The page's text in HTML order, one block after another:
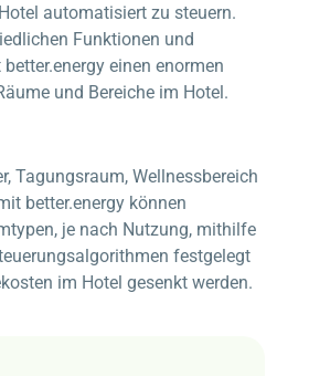
automatisiert zu steuern.
Funktionen und
better.energy einen enormen
und Bereiche im Hotel.
Tagungsraum, Wellnessbereich
better.energy können
je nach Nutzung, mithilfe
festgelegt
im Hotel gesenkt werden.